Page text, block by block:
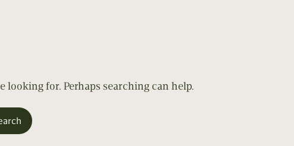
Digital
looking for. Perhaps searching can help.